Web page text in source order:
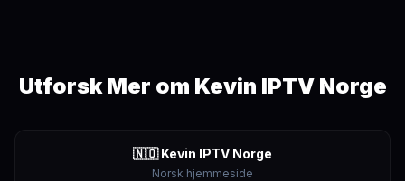
Utforsk Mer om Kevin IPTV Norge
🇳🇴 Kevin IPTV Norge
Norsk hjemmeside